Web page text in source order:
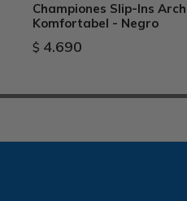
Championes Slip-Ins
Komfortabel - Negro
$ 4.690